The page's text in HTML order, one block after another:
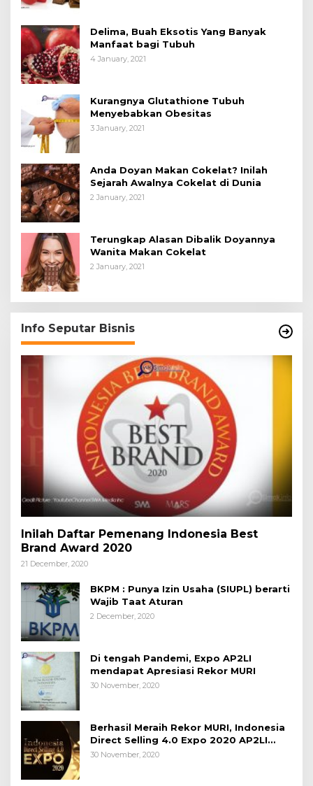
Delima, Buah Eksotis Yang Banyak
Manfaat bagi Tubuh
4 January, 2021
Kurangnya Glutathione Tubuh
Menyebabkan Obesitas
3 January, 2021
Anda Doyan Makan Cokelat? Inilah
Sejarah Awalnya Cokelat di Dunia
2 January, 2021
Terungkap Alasan Dibalik Doyannya
Wanita Makan Cokelat
2 January, 2021
Info Seputar Bisnis
Inilah Daftar Pemenang Indonesia Best
Brand Award 2020
21 December, 2020
BKPM : Punya Izin Usaha (SIUPL) berarti
Wajib Taat Aturan
2 December, 2020
Di tengah Pandemi, Expo AP2LI
mendapat Apresiasi Rekor MURI
30 November, 2020
Berhasil Meraih Rekor MURI, Indonesia
Direct Selling 4.0 Expo 2020 AP2LI
berakhir sangat memuaskan
30 November, 2020